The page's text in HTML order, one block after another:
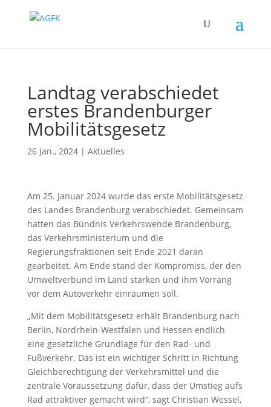
Landtag verabschiedet
erstes Brandenburger
Mobilitätsgesetz
26 Jan., 2024| Aktuelles
Am 25. Januar 2024 wurde das erste Mobilitätsgesetz
des Landes Brandenburg verabschiedet. Gemeinsam
hatten das Bündnis Verkehrswende Brandenburg,
das Verkehrsministerium und die
Regierungsfraktionen seit Ende 2021 daran
gearbeitet. Am Ende stand der Kompromiss, der den
Umweltverbund im Land stärken und ihm Vorrang
vor dem Autoverkehr einräumen soll.
„Mit dem Mobilitätsgesetz erhält Brandenburg nach
Berlin, Nordrhein-Westfalen und Hessen endlich
eine gesetzliche Grundlage für den Rad- und
Fußverkehr. Das ist ein wichtiger Schritt in Richtung
Gleichberechtigung der Verkehrsmittel und die
zentrale Voraussetzung dafür, dass der Umstieg aufs
Rad attraktiver gemacht wird“, sagt Christian Wessel,